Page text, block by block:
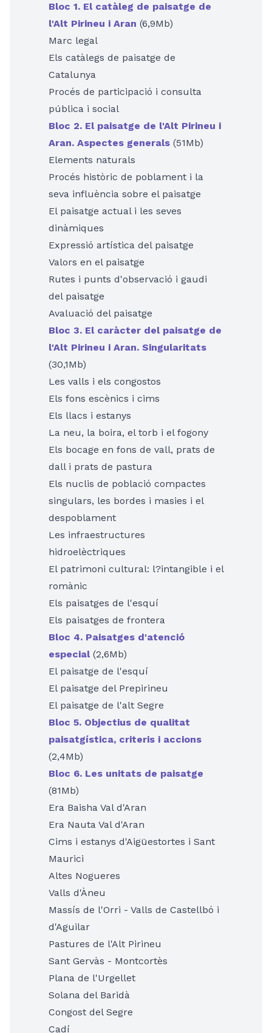
Bloc 1. El catàleg de paisatge de
l'Alt Pirineu i Aran (6,9Mb)
Marc legal
Els catàlegs de paisatge de
Catalunya
Procés de participació i consulta
pública i social
Bloc 2. El paisatge de l'Alt Pirineu i
Aran. Aspectes generals (51Mb)
Elements naturals
Procés històric de poblament i la
seva influència sobre el paisatge
El paisatge actual i les seves
dinàmiques
Expressió artística del paisatge
Valors en el paisatge
Rutes i punts d'observació i gaudi
del paisatge
Avaluació del paisatge
Bloc 3. El caràcter del paisatge de
l'Alt Pirineu i Aran. Singularitats
(30,1Mb)
Les valls i els congostos
Els fons escènics i cims
Els llacs i estanys
La neu, la boira, el torb i el fogony
Els bocage en fons de vall, prats de
dall i prats de pastura
Els nuclis de població compactes
singulars, les bordes i masies i el
despoblament
Les infraestructures
hidroelèctriques
El patrimoni cultural: l?intangible i el
romànic
Els paisatges de l'esquí
Els paisatges de frontera
Bloc 4. Paisatges d'atenció
especial(2,6Mb)
El paisatge de l'esquí
El paisatge del Prepirineu
El paisatge de l'alt Segre
Bloc 5. Objectius de qualitat
paisatgística, criteris i accions
(2,4Mb)
Bloc 6. Les unitats de paisatge
(81Mb)
Era Baisha Val d'Aran
Era Nauta Val d'Aran
Cims i estanys d'Aigüestortes i Sant
Maurici
Altes Nogueres
Valls d'Àneu
Massís de l'Orri - Valls de Castellbó i
d'Aguilar
Pastures de l'Alt Pirineu
Sant Gervàs - Montcortès
Plana de l'Urgellet
Solana del Baridà
Congost del Segre
Cadí